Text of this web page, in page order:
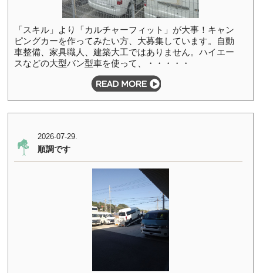
「スキル」より「カルチャーフィット」が大事！キャン
ピングカーを作ってみたい方、大募集しています。自動
車整備、家具職人、建築大工ではありません。ハイエー
スなどの大型バン型車を使って、・・・・・
2026-07-29.
順調です